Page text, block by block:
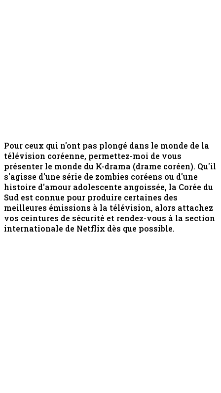
Pour ceux qui n'ont pas plongé dans le monde de la
télévision coréenne, permettez-moi de vous
présenter le monde du K-drama (drame coréen). Qu'il
s'agisse d'une série de zombies coréens ou d'une
histoire d'amour adolescente angoissée, la Corée du
Sud est connue pour produire certaines des
meilleures émissions à la télévision, alors attachez
vos ceintures de sécurité et rendez-vous à la section
internationale de Netflix dès que possible.